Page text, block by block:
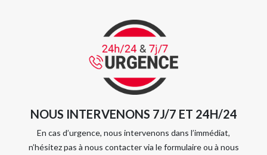
NOUS INTERVENONS 7J/7 ET 24H/24
En cas d’urgence, nous intervenons dans l’immédiat,
n’hésitez pas à nous contacter via le formulaire ou à nous